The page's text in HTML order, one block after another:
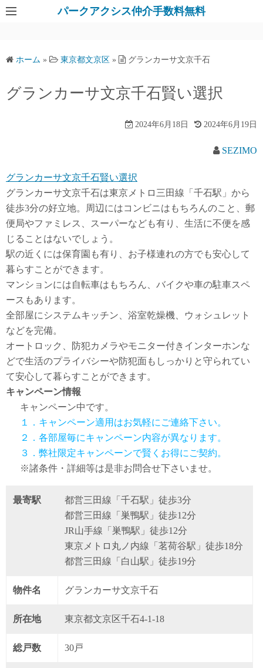
パークアクシス仲介手数料無料
ホーム » 東京都文京区 » グランカーサ文京千石
グランカーサ文京千石賢い選択
2024年6月18日 2024年6月19日
SEZIMO
グランカーサ文京千石賢い選択
グランカーサ文京千石は東京メトロ三田線「千石駅」から
徒歩3分の好立地。周辺にはコンビニはもちろんのこと、郵
便局やファミレス、スーパーなども有り、生活に不便を感
じることはないでしょう。
駅の近くには保育園も有り、お子様連れの方でも安心して
暮らすことができます。
マンションには自転車はもちろん、バイクや車の駐車スペ
ースもあります。
全部屋にシステムキッチン、浴室乾燥機、ウォシュレット
などを完備。
オートロック、防犯カメラやモニター付きインターホンな
どで生活のプライバシーや防犯面もしっかりと守られてい
て安心して暮らすことができます。
キャンペーン情報
キャンペーン中です。
１．キャンペーン適用はお気軽にご連絡下さい。
２．各部屋毎にキャンペーン内容が異なります。
３．弊社限定キャンペーンで賢くお得にご契約。
※諸条件・詳細等は是非お問合せ下さいませ。
最寄駅
都営三田線「千石駅」徒歩3分
都営三田線「巣鴨駅」徒歩12分
JR山手線「巣鴨駅」徒歩12分
東京メトロ丸ノ内線「茗荷谷駅」徒歩18分
都営三田線「白山駅」徒歩19分
物件名 グランカーサ文京千石
所在地 東京都文京区千石4-1-18
総戸数 30戸